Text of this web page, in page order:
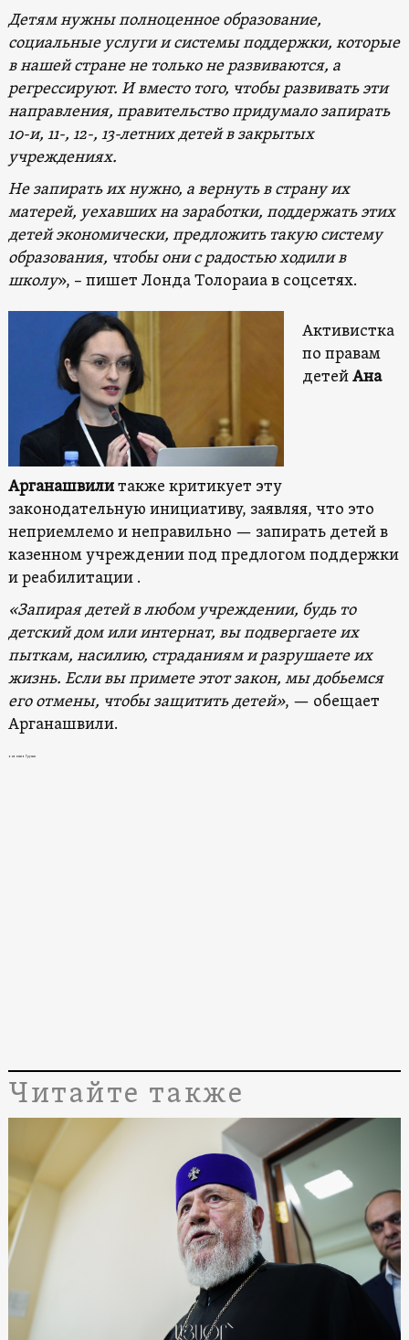
Детям нужны полноценное образование,
социальные услуги и системы поддержки, которые
в нашей стране не только не развиваются, а
регрессируют. И вместо того, чтобы развивать эти
направления, правительство придумало запирать
10-и, 11-, 12-, 13-летних детей в закрытых
учреждениях.
Не запирать их нужно, а вернуть в страну их
матерей, уехавших на заработки, поддержать этих
детей экономически, предложить такую ​​систему
образования, чтобы они с радостью ходили в
школу», – пишет Лонда Толораиа в соцсетях.
Активистка
по правам
детейАна
Арганашвилитакже критикует эту
законодательную инициативу, заявляя, что это
неприемлемо и неправильно — запирать детей в
казенном учреждении под предлогом поддержки
и реабилитации .
«Запирая детей в любом учреждении, будь то
детский дом или интернат, вы подвергаете их
пыткам, насилию, страданиям и разрушаете их
жизнь. Если вы примете этот закон, мы добьемся
его отмены, чтобы защитить детей», — обещает
Арганашвили.
новости в Грузии
Читайте также